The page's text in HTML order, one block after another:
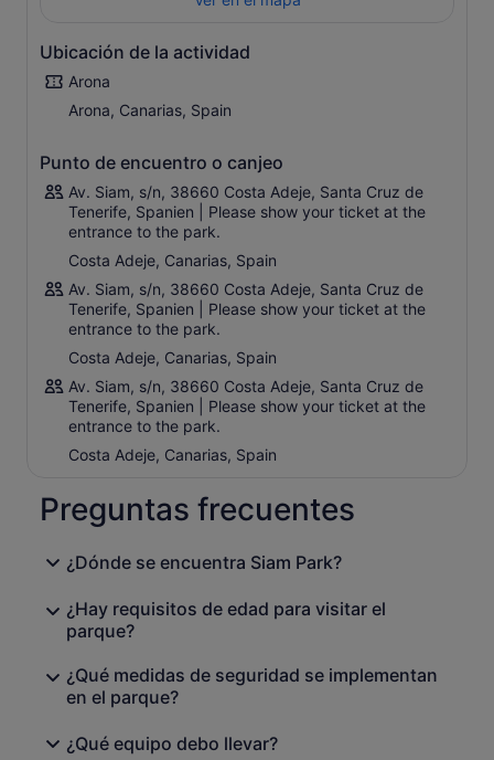
notable es la emocionante piscina de olas que produce la
pies de altura. Súbete a la ola y siente la fuerza.
pueblo típico tailandés. Aquí puede disfrutar de un
masaje tailandés tradicional, comprar recuerdos únicos y
Cuando tenga hambre, puede comprar comida en los
restaurantes del lugar o simplemente reservar una opción
que incluye el almuerzo en la caja. Traiga sus toallas, o
en su defecto, reserve la opción que incluye toallas y
Elija el boleto del paquete premium, que incluye rollitos
de primavera, comida tailandesa, nuggets de pollo, una
bola de helado y una bebida.
Ubicación de la actividad
Arona
Arona, Canarias, Spain
Punto de encuentro o canjeo
Av. Siam, s/n, 38660 Costa Adeje, Santa Cruz de
Tenerife, Spanien | Please show your ticket at the
entrance to the park.
Costa Adeje, Canarias, Spain
Av. Siam, s/n, 38660 Costa Adeje, Santa Cruz de
Tenerife, Spanien | Please show your ticket at the
entrance to the park.
Costa Adeje, Canarias, Spain
Av. Siam, s/n, 38660 Costa Adeje, Santa Cruz de
Tenerife, Spanien | Please show your ticket at the
entrance to the park.
Costa Adeje, Canarias, Spain
Preguntas frecuentes
¿Dónde se encuentra Siam Park?
¿Hay requisitos de edad para visitar el
parque?
¿Qué medidas de seguridad se implementan
en el parque?
¿Qué equipo debo llevar?